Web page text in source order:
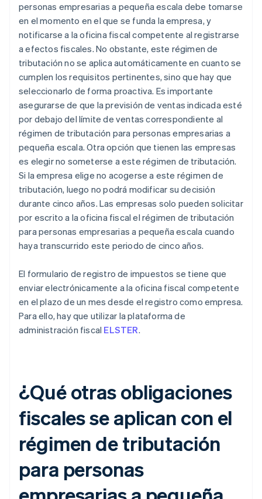
personas empresarias a pequeña escala debe tomarse
en el momento en el que se funda la empresa, y
notificarse a la oficina fiscal competente al registrarse
a efectos fiscales. No obstante, este régimen de
tributación no se aplica automáticamente en cuanto se
cumplen los requisitos pertinentes, sino que hay que
seleccionarlo de forma proactiva. Es importante
asegurarse de que la previsión de ventas indicada esté
por debajo del límite de ventas correspondiente al
régimen de tributación para personas empresarias a
pequeña escala. Otra opción que tienen las empresas
es elegir no someterse a este régimen de tributación.
Si la empresa elige no acogerse a este régimen de
tributación, luego no podrá modificar su decisión
durante cinco años. Las empresas solo pueden solicitar
por escrito a la oficina fiscal el régimen de tributación
para personas empresarias a pequeña escala cuando
haya transcurrido este periodo de cinco años.
El formulario de registro de impuestos se tiene que
enviar electrónicamente a la oficina fiscal competente
en el plazo de un mes desde el registro como empresa.
Para ello, hay que utilizar la plataforma de
administración fiscal ELSTER.
¿Qué otras obligaciones
fiscales se aplican con el
régimen de tributación
para personas